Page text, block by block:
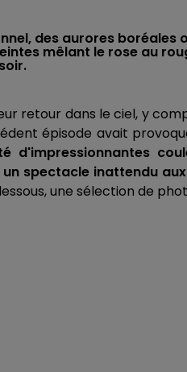
des aurores boréales
mêlant le rose au
retour dans le ciel, y
épisode avait
d'impressionnantes
spectacle inattendu
une sélection de